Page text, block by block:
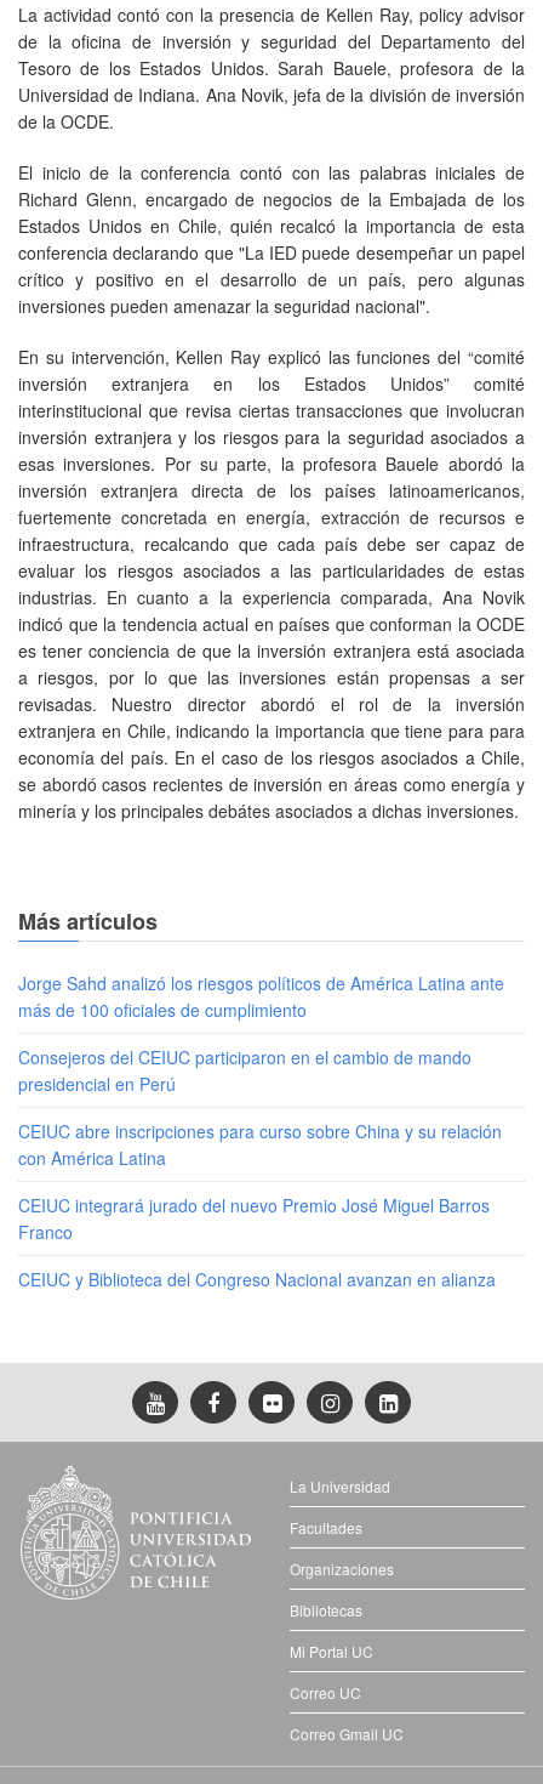
La actividad contó con la presencia de Kellen Ray, policy advisor
de la oficina de inversión y seguridad del Departamento del
Tesoro de los Estados Unidos. Sarah Bauele, profesora de la
Universidad de Indiana. Ana Novik, jefa de la división de inversión
de la OCDE.
El inicio de la conferencia contó con las palabras iniciales de
Richard Glenn, encargado de negocios de la Embajada de los
Estados Unidos en Chile, quién recalcó la importancia de esta
conferencia declarando que "La IED puede desempeñar un papel
crítico y positivo en el desarrollo de un país, pero algunas
inversiones pueden amenazar la seguridad nacional".
En su intervención, Kellen Ray explicó las funciones del “comité
inversión extranjera en los Estados Unidos” comité
interinstitucional que revisa ciertas transacciones que involucran
inversión extranjera y los riesgos para la seguridad asociados a
esas inversiones. Por su parte, la profesora Bauele abordó la
inversión extranjera directa de los países latinoamericanos,
fuertemente concretada en energía, extracción de recursos e
infraestructura, recalcando que cada país debe ser capaz de
evaluar los riesgos asociados a las particularidades de estas
industrias. En cuanto a la experiencia comparada, Ana Novik
indicó que la tendencia actual en países que conforman la OCDE
es tener conciencia de que la inversión extranjera está asociada
a riesgos, por lo que las inversiones están propensas a ser
revisadas. Nuestro director abordó el rol de la inversión
extranjera en Chile, indicando la importancia que tiene para para
economía del país. En el caso de los riesgos asociados a Chile,
se abordó casos recientes de inversión en áreas como energía y
minería y los principales debátes asociados a dichas inversiones.
Más artículos
Jorge Sahd analizó los riesgos políticos de América Latina ante
más de 100 oficiales de cumplimiento
Consejeros del CEIUC participaron en el cambio de mando
presidencial en Perú
CEIUC abre inscripciones para curso sobre China y su relación
con América Latina
CEIUC integrará jurado del nuevo Premio José Miguel Barros
Franco
CEIUC y Biblioteca del Congreso Nacional avanzan en alianza
La Universidad
Facultades
Organizaciones
Bibliotecas
Mi Portal UC
Correo UC
Correo Gmail UC